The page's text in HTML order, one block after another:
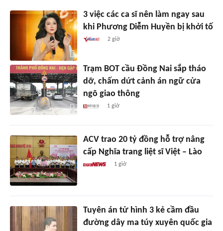
3 việc các ca sĩ nên làm ngay sau
khi Phương Diễm Huyền bị khởi tố
2 giờ
Trạm BOT cầu Đồng Nai sắp tháo
dỡ, chấm dứt cảnh án ngữ cửa
ngõ giao thông
1 giờ
ACV trao 20 tỷ đồng hỗ trợ nâng
cấp Nghĩa trang liệt sĩ Việt – Lào
1 giờ
Tuyên án tử hình 3 kẻ cầm đầu
đường dây ma túy xuyên quốc gia